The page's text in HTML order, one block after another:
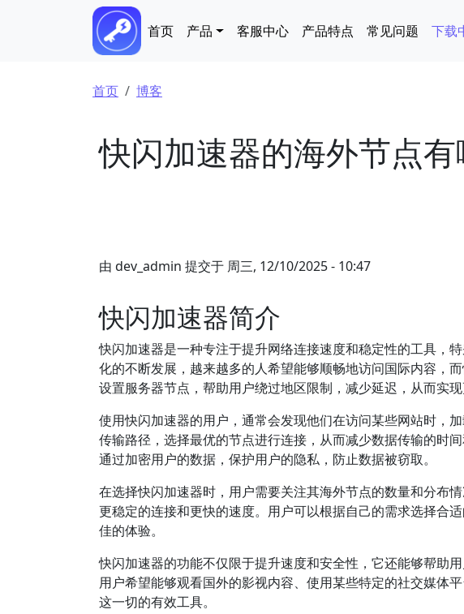
Main navigation
首页 产品 客服中心 产品特点 常见问题 下载
面包屑
首页 博客
快闪加速器的海外节点有
由 dev_admin 提交于 周三, 12/10/2025 - 10:47
快闪加速器简介
快闪加速器是一种专注于提升网络连接速度和稳定性的工具，
化的不断发展，越来越多的人希望能够顺畅地访问国际内容，
设置服务器节点，帮助用户绕过地区限制，减少延迟，从而实现
使用快闪加速器的用户，通常会发现他们在访问某些网站时，
传输路径，选择最优的节点进行连接，从而减少数据传输的时
通过加密用户的数据，保护用户的隐私，防止数据被窃取。
在选择快闪加速器时，用户需要关注其海外节点的数量和分布
更稳定的连接和更快的速度。用户可以根据自己的需求选择合
佳的体验。
快闪加速器的功能不仅限于提升速度和安全性，它还能够帮助
用户希望能够观看国外的影视内容、使用某些特定的社交媒体
这一切的有效工具。